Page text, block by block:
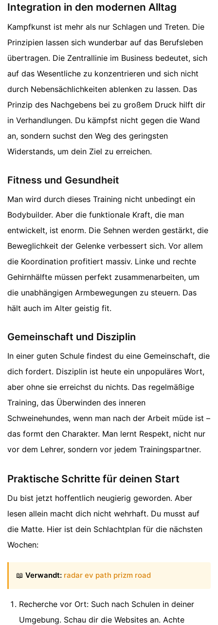
Integration in den modernen Alltag
Kampfkunst ist mehr als nur Schlagen und Treten. Die
Prinzipien lassen sich wunderbar auf das Berufsleben
übertragen. Die Zentrallinie im Business bedeutet, sich
auf das Wesentliche zu konzentrieren und sich nicht
durch Nebensächlichkeiten ablenken zu lassen. Das
Prinzip des Nachgebens bei zu großem Druck hilft dir
in Verhandlungen. Du kämpfst nicht gegen die Wand
an, sondern suchst den Weg des geringsten
Widerstands, um dein Ziel zu erreichen.
Fitness und Gesundheit
Man wird durch dieses Training nicht unbedingt ein
Bodybuilder. Aber die funktionale Kraft, die man
entwickelt, ist enorm. Die Sehnen werden gestärkt, die
Beweglichkeit der Gelenke verbessert sich. Vor allem
die Koordination profitiert massiv. Linke und rechte
Gehirnhälfte müssen perfekt zusammenarbeiten, um
die unabhängigen Armbewegungen zu steuern. Das
hält auch im Alter geistig fit.
Gemeinschaft und Disziplin
In einer guten Schule findest du eine Gemeinschaft, die
dich fordert. Disziplin ist heute ein unpopuläres Wort,
aber ohne sie erreichst du nichts. Das regelmäßige
Training, das Überwinden des inneren
Schweinehundes, wenn man nach der Arbeit müde ist –
das formt den Charakter. Man lernt Respekt, nicht nur
vor dem Lehrer, sondern vor jedem Trainingspartner.
Praktische Schritte für deinen Start
Du bist jetzt hoffentlich neugierig geworden. Aber
lesen allein macht dich nicht wehrhaft. Du musst auf
die Matte. Hier ist dein Schlachtplan für die nächsten
Wochen:
📖 Verwandt: radar ev path prizm road
Recherche vor Ort: Such nach Schulen in deiner
Umgebung. Schau dir die Websites an. Achte